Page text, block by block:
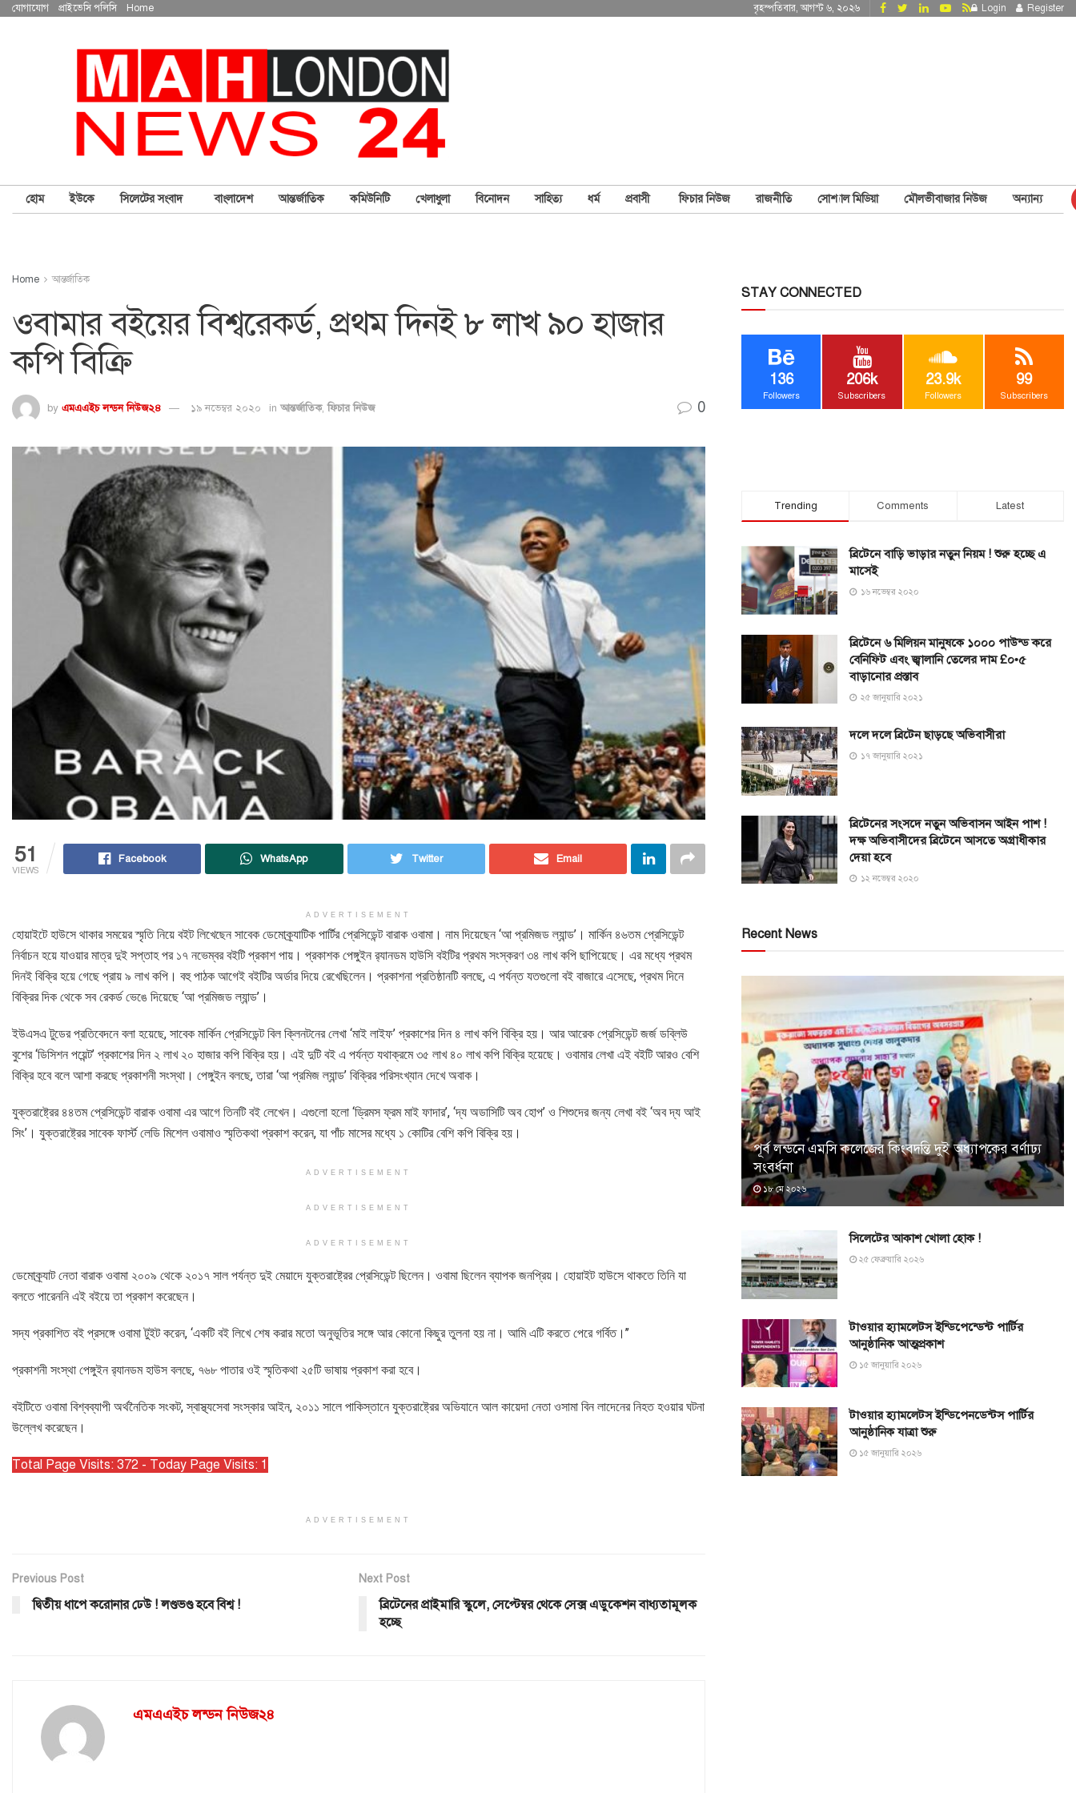
যোগাযোগ প্রাইভেসি পলিসি Home বৃহস্পতিবার, আগস্ট ৬, ২০২৬ Login Register
হোম ইউকে সিলেটের সংবাদ বাংলাদেশ আন্তর্জাতিক কমিউনিটি খেলাধুলা বিনোদন সাহিত্য ধর্ম প্রবাসী ফিচার নিউজ রাজনীতি সোশ্যাল মিডিয়া মৌলভীবাজার নিউজ অন্যান্য
Home আন্তর্জাতিক
ওবামার বইয়ের বিশ্বরেকর্ড, প্রথম দিনই ৮ লাখ ৯০ হাজার
কপি বিক্রি
by এমএএইচ লন্ডন নিউজ২৪ ১৯ নভেম্বর ২০২০ in আন্তর্জাতিক,ফিচার নিউজ 0
51
VIEWS
Facebook WhatsApp Twitter Email
ADVERTISEMENT
হোয়াইটে হাউসে থাকার সময়ের স্মৃতি নিয়ে বইট লিখেছেন সাবেক ডেমোক্র্যাটিক পার্টির প্রেসিডেন্ট বারাক ওবামা। নাম দিয়েছেন ‘আ প্রমিজড ল্যান্ড’। মার্কিন ৪৬তম প্রেসিডেন্ট
নির্বাচন হয়ে যাওয়ার মাত্র দুই সপ্তাহ পর ১৭ নভেম্বর বইটি প্রকাশ পায়। প্রকাশক পেঙ্গুইন র‌্যানডম হাউসি বইটির প্রথম সংস্করণ ৩৪ লাখ কপি ছাপিয়েছে। এর মধ্যে প্রথম
দিনই বিক্রি হয়ে গেছে প্রায় ৯ লাখ কপি। বহু পাঠক আগেই বইটির অর্ডার দিয়ে রেখেছিলেন। প্রকাশনা প্রতিষ্ঠানটি বলছে, এ পর্যন্ত যতগুলো বই বাজারে এসেছে, প্রথম দিনে
বিক্রির দিক থেকে সব রেকর্ড ভেঙে দিয়েছে ‘আ প্রমিজড ল্যান্ড’।
ইউএসএ টুডের প্রতিবেদনে বলা হয়েছে, সাবেক মার্কিন প্রেসিডেন্ট বিল ক্লিনটনের লেখা ‘মাই লাইফ’ প্রকাশের দিন ৪ লাখ কপি বিক্রি হয়। আর আরেক প্রেসিডেন্ট জর্জ ডব্লিউ
বুশের ‘ডিসিশন পয়েন্ট’ প্রকাশের দিন ২ লাখ ২০ হাজার কপি বিক্রি হয়। এই দুটি বই এ পর্যন্ত যথাক্রমে ৩৫ লাখ ৪০ লাখ কপি বিক্রি হয়েছে। ওবামার লেখা এই বইটি আরও বেশি
বিক্রি হবে বলে আশা করছে প্রকাশনী সংস্থা। পেঙ্গুইন বলছে, তারা ‘আ প্রমিজ ল্যান্ড’ বিক্রির পরিসংখ্যান দেখে অবাক।
যুক্তরাষ্ট্রের ৪৪তম প্রেসিডেন্ট বারাক ওবামা এর আগে তিনটি বই লেখেন। এগুলো হলো ‘ড্রিমস ফ্রম মাই ফাদার’, ‘দ্য অডাসিটি অব হোপ’ ও শিশুদের জন্য লেখা বই ‘অব দ্য আই
সিং’। যুক্তরাষ্ট্রের সাবেক ফার্স্ট লেডি মিশেল ওবামাও স্মৃতিকথা প্রকাশ করেন, যা পাঁচ মাসের মধ্যে ১ কোটির বেশি কপি বিক্রি হয়।
ADVERTISEMENT
ADVERTISEMENT
ADVERTISEMENT
ডেমোক্র্যাট নেতা বারাক ওবামা ২০০৯ থেকে ২০১৭ সাল পর্যন্ত দুই মেয়াদে যুক্তরাষ্ট্রের প্রেসিডেন্ট ছিলেন। ওবামা ছিলেন ব্যাপক জনপ্রিয়। হোয়াইট হাউসে থাকতে তিনি যা
বলতে পারেননি এই বইয়ে তা প্রকাশ করেছেন।
সদ্য প্রকাশিত বই প্রসঙ্গে ওবামা টুইট করেন, ‘একটি বই লিখে শেষ করার মতো অনুভূতির সঙ্গে আর কোনো কিছুর তুলনা হয় না। আমি এটি করতে পেরে গর্বিত।’’
প্রকাশনী সংস্থা পেঙ্গুইন র‌্যানডম হাউস বলছে, ৭৬৮ পাতার ওই স্মৃতিকথা ২৫টি ভাষায় প্রকাশ করা হবে।
বইটিতে ওবামা বিশ্বব্যাপী অর্থনৈতিক সংকট, স্বাস্থ্যসেবা সংস্কার আইন, ২০১১ সালে পাকিস্তানে যুক্তরাষ্ট্রের অভিযানে আল কায়েদা নেতা ওসামা বিন লাদেনের নিহত হওয়ার ঘটনা
উল্লেখ করেছেন।
Total Page Visits: 372 - Today Page Visits: 1
ADVERTISEMENT
Previous Post
দ্বিতীয় ধাপে করোনার ঢেউ ! লণ্ডভণ্ড হবে বিশ্ব !
Next Post
ব্রিটেনের প্রাইমারি স্কুলে, সেপ্টেম্বর থেকে সেক্স এডুকেশন বাধ্যতামূলক
হচ্ছে
এমএএইচ লন্ডন নিউজ২৪
STAY CONNECTED
136
Followers
206k
Subscribers
23.9k
Followers
99
Subscribers
Trending Comments Latest
ব্রিটেনে বাড়ি ভাড়ার নতুন নিয়ম ! শুরু হচ্ছে এ
মাসেই
১৬ নভেম্বর ২০২০
ব্রিটেনে ৬ মিলিয়ন মানুষকে ১০০০ পাউন্ড করে
বেনিফিট এবং জ্বালানি তেলের দাম £০•৫
বাড়ানোর প্রস্তাব
২৫ জানুয়ারি ২০২১
দলে দলে ব্রিটেন ছাড়ছে অভিবাসীরা
১৭ জানুয়ারি ২০২১
ব্রিটেনের সংসদে নতুন অভিবাসন আইন পাশ !
দক্ষ অভিবাসীদের ব্রিটেনে আসতে অগ্রাধীকার
দেয়া হবে
১২ নভেম্বর ২০২০
Recent News
পূর্ব লন্ডনে এমসি কলেজের কিংবদন্তি দুই অধ্যাপকের বর্ণাঢ্য
সংবর্ধনা
১৮ মে ২০২৬
সিলেটের আকাশ খোলা হোক !
২৫ ফেব্রুয়ারি ২০২৬
টাওয়ার হ্যামলেটস ইন্ডিপেন্ডেন্ট পার্টির
আনুষ্ঠানিক আত্মপ্রকাশ
১৫ জানুয়ারি ২০২৬
টাওয়ার হ্যামলেটস ইন্ডিপেনডেন্টস পার্টির
আনুষ্ঠানিক যাত্রা শুরু
১৫ জানুয়ারি ২০২৬